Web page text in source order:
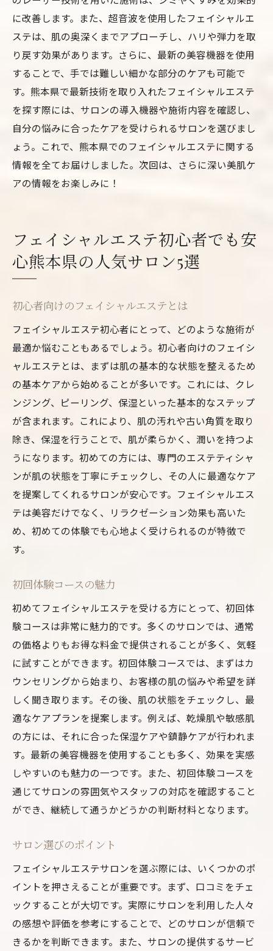
に改善します。また、超音波を使用したフェイシャルエ
ステは、肌の奥深くまでアプローチし、ハリや弾力を取
り戻す効果があります。さらに、最新の美容機器を使用
することで、手では難しい細かな部分のケアも可能で
す。熊本県で最新技術を取り入れたフェイシャルエステ
を探す際には、サロンの導入機器や施術内容を確認し、
自分の悩みに合ったケアを受けられるサロンを選びまし
ょう。これで、熊本県でのフェイシャルエステに関する
情報を全てお届けしました。次回は、さらに深い美肌ケ
アの情報をお楽しみに！
フェイシャルエステ初心者でも安
心熊本県の人気サロン5選
初心者向けのフェイシャルエステとは
フェイシャルエステ初心者にとって、どのような施術が
最適か悩むこともあるでしょう。初心者向けのフェイシ
ャルエステとは、まずは肌の基本的な状態を整えるため
の基本ケアから始めることが多いです。これには、クレ
ンジング、ピーリング、保湿といった基本的なステップ
が含まれます。これにより、肌の汚れや古い角質を取り
除き、保湿を行うことで、肌が柔らかく、潤いを持つよ
うになります。初めての方には、専門のエステティシャ
ンが肌の状態を丁寧にチェックし、その人に最適なケア
を提案してくれるサロンが安心です。フェイシャルエス
テは美容だけでなく、リラクゼーション効果も高いた
め、初めての体験でも心地よく受けられるのが特徴で
す。
初回体験コースの魅力
初めてフェイシャルエステを受ける方にとって、初回体
験コースは非常に魅力的です。多くのサロンでは、通常
の価格よりもお得な料金で提供されることが多く、気軽
に試すことができます。初回体験コースでは、まずはカ
ウンセリングから始まり、お客様の肌の悩みや希望を詳
しく聞き取ります。その後、肌の状態をチェックし、最
適なケアプランを提案します。例えば、乾燥肌や敏感肌
の方には、それに合った保湿ケアや鎮静ケアが行われま
す。最新の美容機器を使用することも多く、効果を実感
しやすいのも魅力の一つです。また、初回体験コースを
通じてサロンの雰囲気やスタッフの対応を確認すること
ができ、継続して通うかどうかの判断材料となります。
サロン選びのポイント
フェイシャルエステサロンを選ぶ際には、いくつかのポ
イントを押さえることが重要です。まず、口コミをチェ
ックすることが大切です。実際にサロンを利用した人々
の感想や評価を参考にすることで、どのサロンが信頼で
きるかを判断できます。また、サロンの提供するサービ